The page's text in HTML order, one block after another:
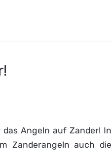
Angeln auf Zander! In
Zanderangeln auch die